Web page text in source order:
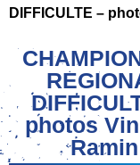
DIFFICULTE –
photos
Ramin